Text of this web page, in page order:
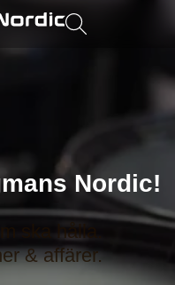
Nordic!
ska hålla.
& affärer.